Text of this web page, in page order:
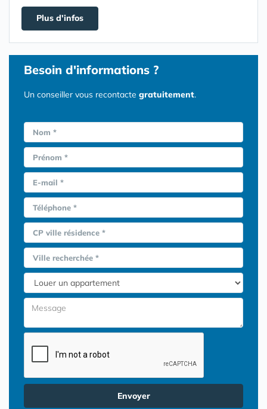
Plus d'infos
Besoin d'informations ?
Un conseiller vous recontacte gratuitement.
Nom *
Prénom *
E-mail *
Téléphone *
CP ville résidence *
Ville recherchée *
Envoyer